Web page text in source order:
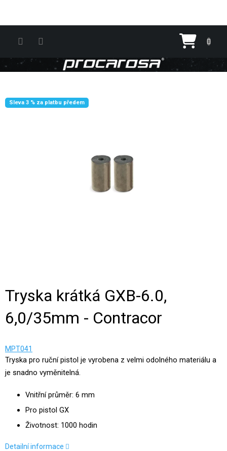
Sleva 3 % za platbu předem
Tryska krátká GXB-6.0,
6,0/35mm - Contracor
MPT041
Tryska pro ruční pistol je vyrobena z velmi odolného materiálu a
je snadno vyměnitelná.
Vnitřní průměr: 6 mm
Pro pistol GX
Životnost: 1000 hodin
Detailní informace